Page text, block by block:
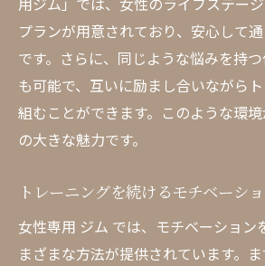
プランが用意されており、安心して
です。さらに、同じような悩みを持
も可能で、互いに励まし合いながら
組むことができます。このような環
の大きな魅力です。
トレーニングを続けるモチベーシ
女性専用 ジム では、モチベーション
まざまな方法が提供されています。